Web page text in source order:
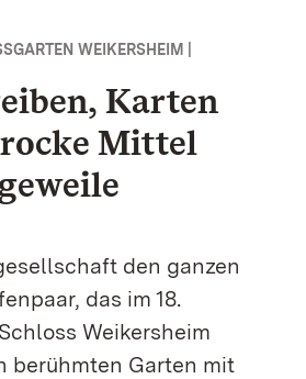
WEIKERSHEIM |
Karten
Mittel
den ganzen
das im 18.
Weikersheim
berühmten Garten mit